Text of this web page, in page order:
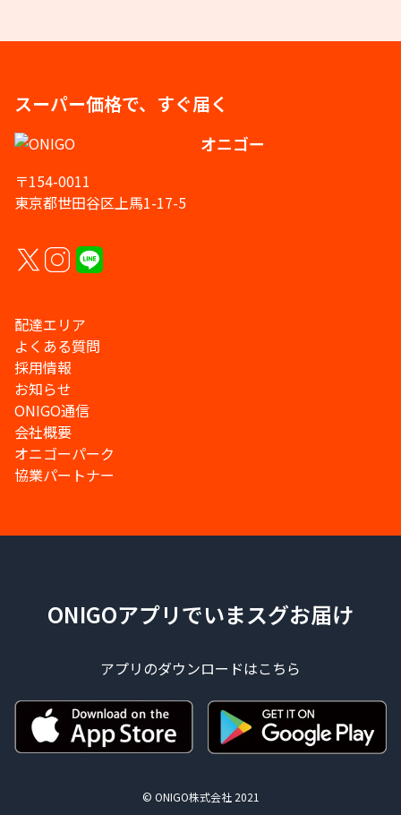
スーパー価格で、すぐ届く
オニゴー
〒154-0011
東京都世田谷区上馬1-17-5
配達エリア
よくある質問
採用情報
お知らせ
ONIGO通信
会社概要
オニゴーパーク
協業パートナー
ONIGOアプリでいまスグお届け
アプリのダウンロードはこちら
© ONIGO株式会社 2021